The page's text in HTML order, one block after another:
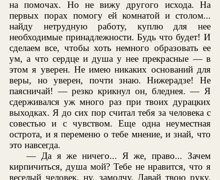
на помочах. Но не вижу другого исхода. На
первых порах помогу ей комнатой и столом...
найду нетрудную работу, куплю для нее
необходимые принадлежности. Будь что будет! И
сделаем все, чтобы хоть немного образовать ее
ум, а что сердце и душа у нее прекрасные — в
этом я уверен. Не имею никаких оснований для
веры, но уверен, почти знаю. Нижерадзе! Не
паясничай! — резко крикнул он, бледнея. — Я
сдерживался уж много раз при твоих дурацких
выходках. Я до сих пор считал тебя за человека с
совестью и с чувством. Еще одна неуместная
острота, и я переменю о тебе мнение, и знай, что
это навсегда.
— Да я же ничего... Я же, право... Зачем
кирпичиться, душа мой? Тебе не нравится, что я
веселый человек, ну, замолчу. Давай твою руку,